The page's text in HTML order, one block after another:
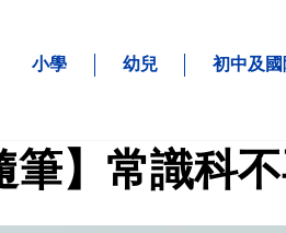
小學 幼兒 初中及
筆】常識科